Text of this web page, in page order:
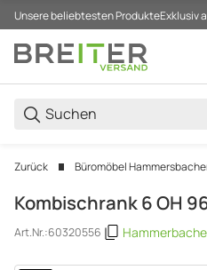
Unsere beliebtesten ProdukteExklusiv
Zurück Büromöbel
Kombischrank 6 OH
Art.Nr.:60320556